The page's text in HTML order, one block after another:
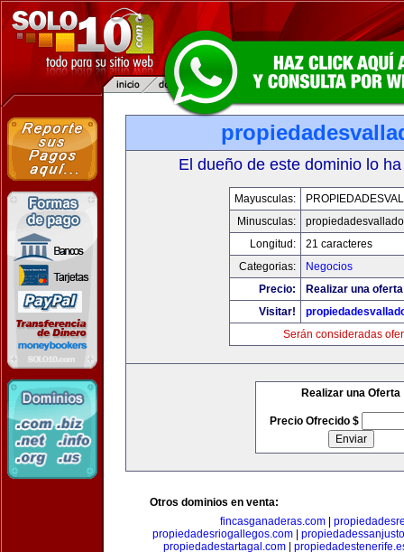
El dueño de este dominio lo
Mayusculas:
Minusculas:
Longitud:
21 caracteres
Categorias:
Negocios
Precio:
Realizar una
Visitar!
Serán consideradas
Realizar una Oferta
Precio Ofrecido $
Otros dominios en venta:
fincasganaderas.com|
propiedadesriogallegos.com|
propiedadestartagal.com|